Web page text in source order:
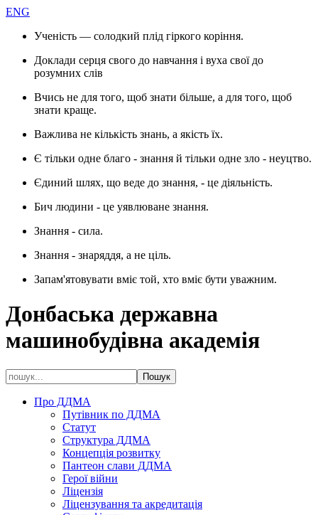
ENG
Ученість — солодкий плід гіркого коріння.
Доклади серця свого до навчання і вуха свої до
розумних слів
Вчись не для того, щоб знати більше, а для того, щоб
знати краще.
Важлива не кількість знань, а якість їх.
Є тільки одне благо - знання й тільки одне зло - неуцтво.
Єдиний шлях, що веде до знання, - це діяльність.
Бич людини - це уявлюване знання.
Знання - сила.
Знання - знаряддя, а не ціль.
Запам'ятовувати вміє той, хто вміє бути уважним.
Донбаська державна
машинобудівна академія
Про ДДМА
Путівник по ДДМА
Статут
Структура ДДМА
Концепція розвитку
Пантеон слави ДДМА
Герої війни
Ліцензія
Ліцензування та акредитація